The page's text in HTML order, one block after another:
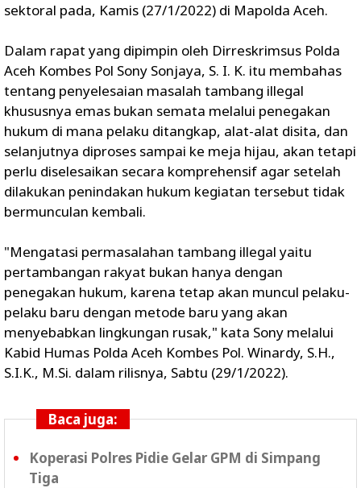
sektoral pada, Kamis (27/1/2022) di Mapolda Aceh.
Dalam rapat yang dipimpin oleh Dirreskrimsus Polda
Aceh Kombes Pol Sony Sonjaya, S. I. K. itu membahas
tentang penyelesaian masalah tambang illegal
khususnya emas bukan semata melalui penegakan
hukum di mana pelaku ditangkap, alat-alat disita, dan
selanjutnya diproses sampai ke meja hijau, akan tetapi
perlu diselesaikan secara komprehensif agar setelah
dilakukan penindakan hukum kegiatan tersebut tidak
bermunculan kembali.
"Mengatasi permasalahan tambang illegal yaitu
pertambangan rakyat bukan hanya dengan
penegakan hukum, karena tetap akan muncul pelaku-
pelaku baru dengan metode baru yang akan
menyebabkan lingkungan rusak," kata Sony melalui
Kabid Humas Polda Aceh Kombes Pol. Winardy, S.H.,
S.I.K., M.Si. dalam rilisnya, Sabtu (29/1/2022).
Baca juga:
Koperasi Polres Pidie Gelar GPM di Simpang
Tiga